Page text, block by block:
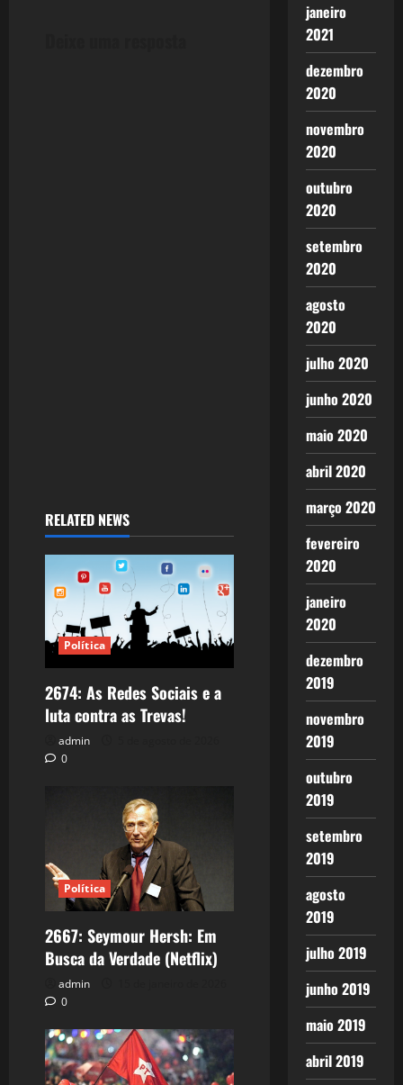
RELATED NEWS
Política
2674: As Redes Sociais e a
luta contra as Trevas!
admin
0
Política
2667: Seymour Hersh: Em
Busca da Verdade (Netflix)
admin
0
janeiro
2021
dezembro
2020
novembro
2020
outubro
2020
setembro
2020
agosto
2020
julho 2020
junho 2020
maio 2020
abril 2020
março 2020
fevereiro
2020
janeiro
2020
dezembro
2019
novembro
2019
outubro
2019
setembro
2019
agosto
2019
julho 2019
junho 2019
maio 2019
abril 2019